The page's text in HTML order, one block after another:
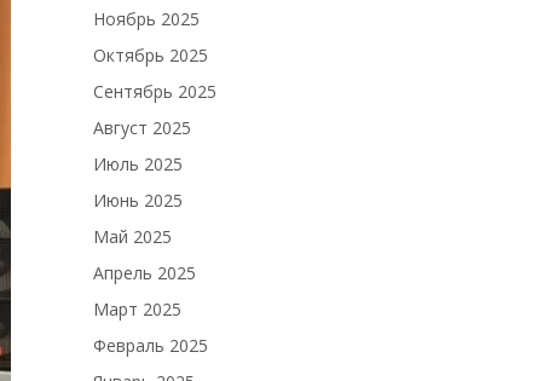
Ноябрь 2025
Октябрь 2025
Сентябрь 2025
Август 2025
Июль 2025
Июнь 2025
Май 2025
Апрель 2025
Март 2025
Февраль 2025